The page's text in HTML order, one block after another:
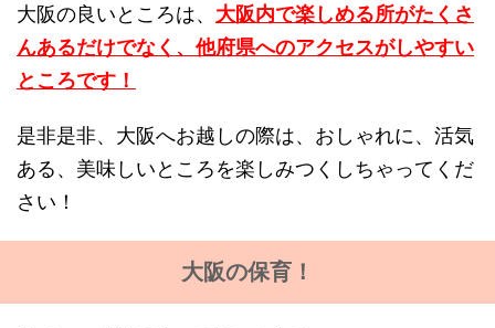
大阪の良いところは、 大阪内で楽しめる所がたくさ
んあるだけでなく、他府県へのアクセスがしやすい
ところです！
是非是非、大阪へお越しの際は、おしゃれに、活気
ある、美味しいところを楽しみつくしちゃってくだ
さい！
大阪の保育！